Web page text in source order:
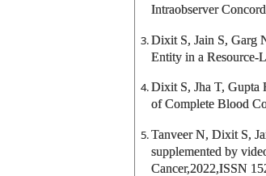
Intraobserver
Dixit S, Jain S, Garg
Entity in a Resource-
Dixit S, Jha T, Gupta
of Complete Blood
Tanveer N, Dixit S,
supplemented by
Cancer,2022,ISSN